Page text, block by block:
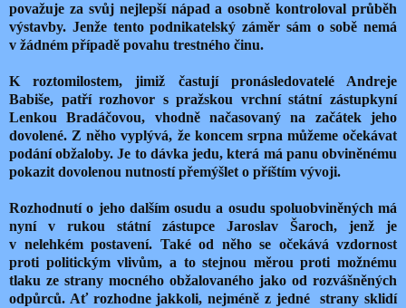
považuje za svůj nejlepší nápad a osobně kontroloval průběh
výstavby. Jenže tento podnikatelský záměr sám o sobě nemá
v žádném případě povahu trestného činu.
K roztomilostem, jimiž častují pronásledovatelé Andreje
Babiše, patří rozhovor s pražskou vrchní státní zástupkyní
Lenkou Bradáčovou, vhodně načasovaný na začátek jeho
dovolené. Z něho vyplývá, že koncem srpna můžeme očekávat
podání obžaloby. Je to dávka jedu, která má panu obviněnému
pokazit dovolenou nutností přemýšlet o příštím vývoji.
Rozhodnutí o jeho dalším osudu a osudu spoluobviněných má
nyní v rukou státní zástupce Jaroslav Šaroch, jenž je
v nelehkém postavení. Také od něho se očekává vzdornost
proti politickým vlivům, a to stejnou měrou proti možnému
tlaku ze strany mocného obžalovaného jako od rozvášněných
odpůrců. Ať rozhodne jakkoli, nejméně z jedné
strany sklidí